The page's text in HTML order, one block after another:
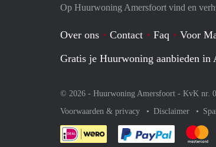
Op Huurwoning Amersfoort vind en
Over ons Contact Faq
Voor
Gratis je Huurwoning aanbieden in
© 2026 - Huurwoning Amersfoort - KvK nr.
Voorwaarden & privacy
Disclaimer
Je rekent